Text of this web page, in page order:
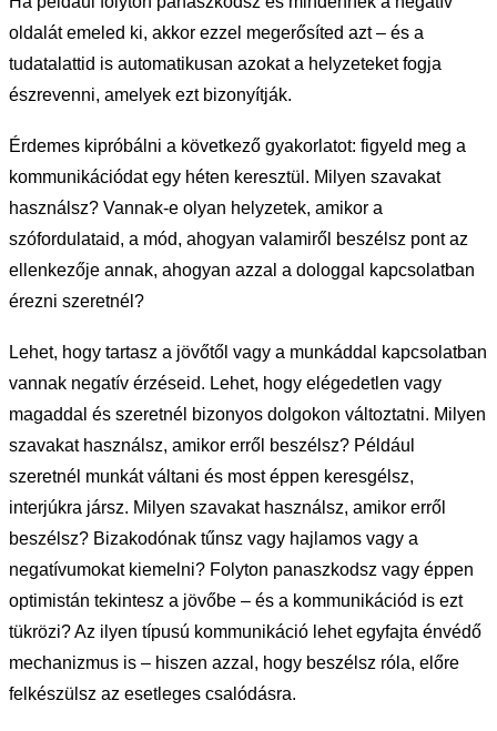
oldalát emeled ki, akkor ezzel megerősíted azt – és a
tudatalattid is automatikusan azokat a helyzeteket fogja
észrevenni, amelyek ezt bizonyítják.
Érdemes kipróbálni a következő gyakorlatot: figyeld meg a
kommunikációdat egy héten keresztül. Milyen szavakat
használsz? Vannak-e olyan helyzetek, amikor a
szófordulataid, a mód, ahogyan valamiről beszélsz pont az
ellenkezője annak, ahogyan azzal a dologgal kapcsolatban
érezni szeretnél?
Lehet, hogy tartasz a jövőtől vagy a munkáddal kapcsolatban
vannak negatív érzéseid. Lehet, hogy elégedetlen vagy
magaddal és szeretnél bizonyos dolgokon változtatni. Milyen
szavakat használsz, amikor erről beszélsz? Például
szeretnél munkát váltani és most éppen keresgélsz,
interjúkra jársz. Milyen szavakat használsz, amikor erről
beszélsz? Bizakodónak tűnsz vagy hajlamos vagy a
negatívumokat kiemelni? Folyton panaszkodsz vagy éppen
optimistán tekintesz a jövőbe – és a kommunikációd is ezt
tükrözi? Az ilyen típusú kommunikáció lehet egyfajta énvédő
mechanizmus is – hiszen azzal, hogy beszélsz róla, előre
felkészülsz az esetleges csalódásra.